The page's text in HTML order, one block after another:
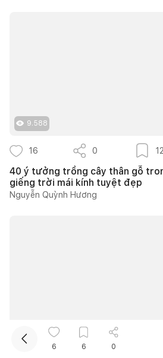
9.588
16 0 12
40 ý tưởng trồng cây thân gỗ
giếng trời mái kính tuyệt đẹp
Nguyễn Quỳnh Hương
6 6 0